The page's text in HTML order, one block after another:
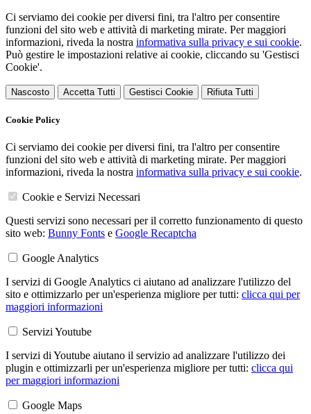
Ci serviamo dei cookie per diversi fini, tra l'altro per consentire
funzioni del sito web e attività di marketing mirate. Per maggiori
informazioni, riveda la nostra informativa sulla privacy e sui cookie.
Può gestire le impostazioni relative ai cookie, cliccando su 'Gestisci
Cookie'.
Nascosto Accetta Tutti Gestisci Cookie Rifiuta Tutti
Cookie Policy
Ci serviamo dei cookie per diversi fini, tra l'altro per consentire
funzioni del sito web e attività di marketing mirate. Per maggiori
informazioni, riveda la nostra informativa sulla privacy e sui cookie.
Cookie e Servizi Necessari
Questi servizi sono necessari per il corretto funzionamento di questo
sito web: Bunny Fonts e Google Recaptcha
Google Analytics
I servizi di Google Analytics ci aiutano ad analizzare l'utilizzo del
sito e ottimizzarlo per un'esperienza migliore per tutti: clicca qui per
maggiori informazioni
Servizi Youtube
I servizi di Youtube aiutano il servizio ad analizzare l'utilizzo dei
plugin e ottimizzarli per un'esperienza migliore per tutti: clicca qui
per maggiori informazioni
Google Maps